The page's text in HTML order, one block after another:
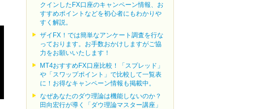
クインしたFX口座のキャンペーン情報、お
すすめポイントなどを初心者にもわかりや
すく解説。
ザイFX！では簡単なアンケート調査を行な
っております。お手数おかけしますがご協
力をお願いいたします！
MT4おすすめFX口座比較！「スプレッド」
や「スワップポイント」で比較して一覧表
に！お得なキャンペーン情報も掲載中。
なぜあなたのダウ理論は機能しないのか？
田向宏行が導く「ダウ理論マスター講座」